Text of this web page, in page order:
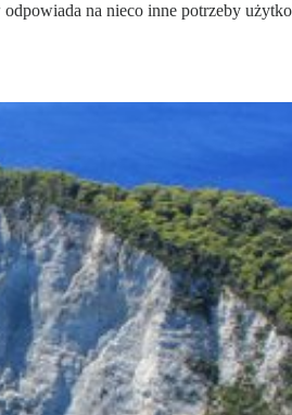
na nieco inne potrzeby